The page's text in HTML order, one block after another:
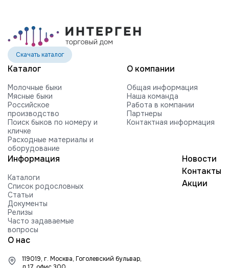
Скачать каталог
Каталог
Молочные быки
Мясные быки
Российское
производство
Поиск быков по номеру и
кличке
Расходные материалы и
оборудование
О компании
Общая информация
Наша команда
Работа в компании
Партнеры
Контактная информация
Информация
Каталоги
Список родословных
Статьи
Документы
Релизы
Часто задаваемые
вопросы
Новости
Контакты
Акции
О нас
119019, г. Москва, Гоголевский бульвар,